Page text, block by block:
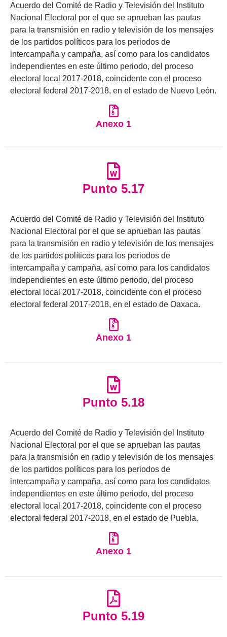
Acuerdo del Comité de Radio y Televisión del Instituto
Nacional Electoral por el que se aprueban las pautas
para la transmisión en radio y televisión de los mensajes
de los partidos políticos para los periodos de
intercampaña y campaña, así como para los candidatos
independientes en este último periodo, del proceso
electoral local 2017-2018, coincidente con el proceso
electoral federal 2017-2018, en el estado de Nuevo León.
Anexo 1
Punto 5.17
Acuerdo del Comité de Radio y Televisión del Instituto
Nacional Electoral por el que se aprueban las pautas
para la transmisión en radio y televisión de los mensajes
de los partidos políticos para los periodos de
intercampaña y campaña, así como para los candidatos
independientes en este último periodo, del proceso
electoral local 2017-2018, coincidente con el proceso
electoral federal 2017-2018, en el estado de Oaxaca.
Anexo 1
Punto 5.18
Acuerdo del Comité de Radio y Televisión del Instituto
Nacional Electoral por el que se aprueban las pautas
para la transmisión en radio y televisión de los mensajes
de los partidos políticos para los periodos de
intercampaña y campaña, así como para los candidatos
independientes en este último periodo, del proceso
electoral local 2017-2018, coincidente con el proceso
electoral federal 2017-2018, en el estado de Puebla.
Anexo 1
Punto 5.19